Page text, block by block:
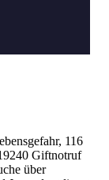
116
Giftnotruf
über